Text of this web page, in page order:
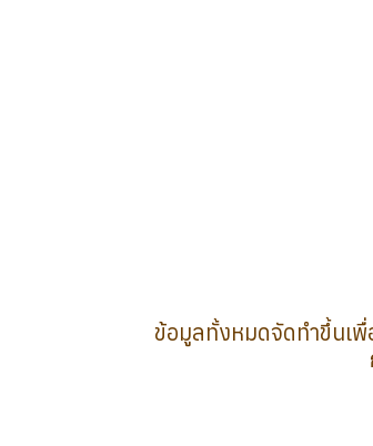
ข้อมูลทั้งหมดจัดทำขึ้นเพื่